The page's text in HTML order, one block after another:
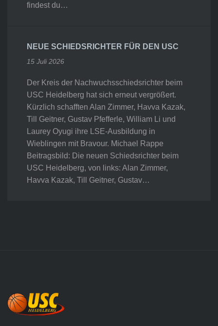
findest du…
NEUE SCHIEDSRICHTER FÜR DEN USC
15 Juli 2026
Der Kreis der Nachwuchsschiedsrichter beim
USC Heidelberg hat sich erneut vergrößert.
Kürzlich schafften Alan Zimmer, Havva Kazak,
Till Geitner, Gustav Pfefferle, William Li und
Laurey Oyugi ihre LSE-Ausbildung in
Wieblingen mit Bravour. Michael Rappe
Beitragsbild: Die neuen Schiedsrichter beim
USC Heidelberg, von links: Alan Zimmer,
Havva Kazak, Till Geitner, Gustav…